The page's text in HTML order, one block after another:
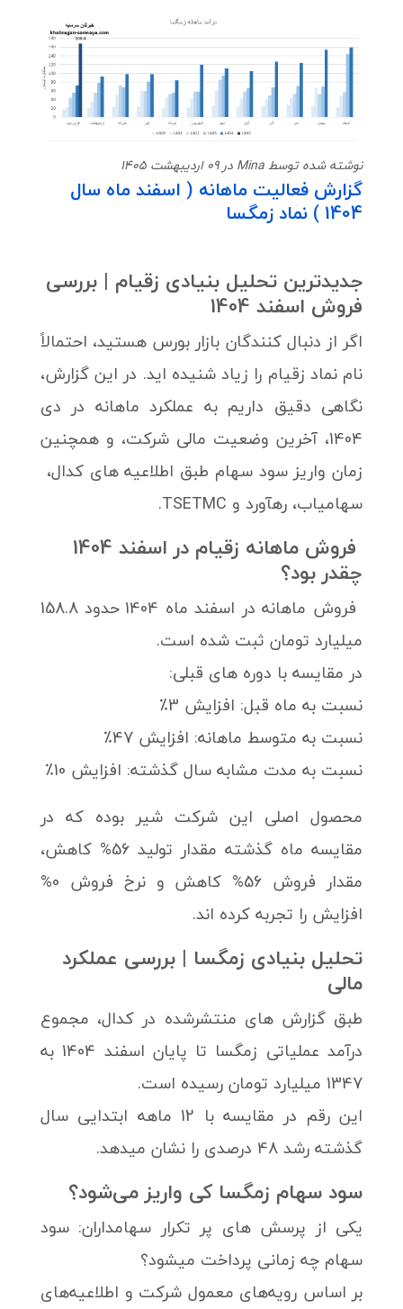
نوشته شده توسط Mina در 09 اردیبهشت 1405
گزارش فعالیت ماهانه ( اسفند ماه سال
1404 ) نماد زمگسا
جدیدترین تحلیل بنیادی زقیام | بررسی
فروش اسفند 1404
اگر از دنبال کنندگان بازار بورس هستید، احتمالاً
نام نماد زقیام را زیاد شنیده اید. در این گزارش،
نگاهی دقیق داریم به عملکرد ماهانه در دی
1404، آخرین وضعیت مالی شرکت، و همچنین
زمان واریز سود سهام طبق اطلاعیه های کدال،
سهامیاب، رهآورد و TSETMC.
فروش ماهانه زقیام در اسفند 1404
چقدر بود؟
فروش ماهانه در اسفند ماه 1404 حدود 158.8
میلیارد تومان ثبت شده است.
در مقایسه با دوره های قبلی:
نسبت به ماه قبل: افزایش 3٪
نسبت به متوسط ماهانه: افزایش 47٪
نسبت به مدت مشابه سال گذشته: افزایش 10٪
محصول اصلی این شرکت شیر بوده که در
مقایسه ماه گذشته مقدار تولید 56% کاهش،
مقدار فروش 56% کاهش و نرخ فروش 0%
افزایش را تجربه کرده اند.
تحلیل بنیادی زمگسا | بررسی عملکرد
مالی
طبق گزارش های منتشرشده در کدال، مجموع
درآمد عملیاتی زمگسا تا پایان اسفند 1404 به
1347 میلیارد تومان رسیده است.
این رقم در مقایسه با 12 ماهه ابتدایی سال
گذشته رشد 48 درصدی را نشان میدهد.
سود سهام زمگسا کی واریز می‌شود؟
یکی از پرسش های پر تکرار سهامداران: سود
سهام چه زمانی پرداخت میشود؟
بر اساس رویه‌های معمول شرکت و اطلاعیه‌های